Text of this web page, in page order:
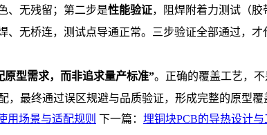
、无残留；第二步是性能验证，阻焊附着力测试（胶
、无桥连，测试点导通正常。三步验证全部通过，才
原型需求，而非追求量产标准”。正确的覆盖工艺，
，最终通过误区规避与品质验证，形成完整的原型覆
用场景与适配规则 下一篇： 埋铜块PCB的导热设计